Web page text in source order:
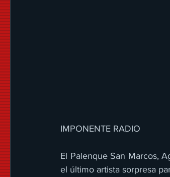
IMPONENTE RADIO
El Palenque San Marcos,
el último artista sorpresa